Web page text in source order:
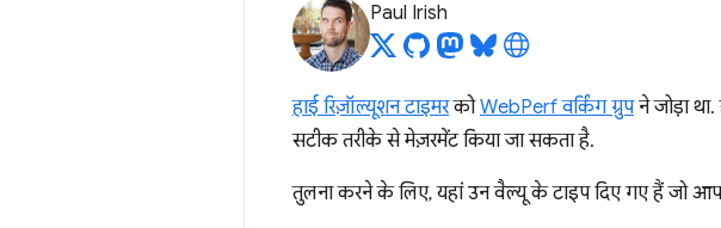
Paul Irish
हाई रिज़ॉल्यूशन टाइमरकोWebPerf वर्किंग ग्रुपने जोड़ा
सटीक तरीके से मेज़रमेंट किया जा सकता है.
तुलना करने के लिए, यहां उन वैल्यू के टाइप दिए गए हैं जो